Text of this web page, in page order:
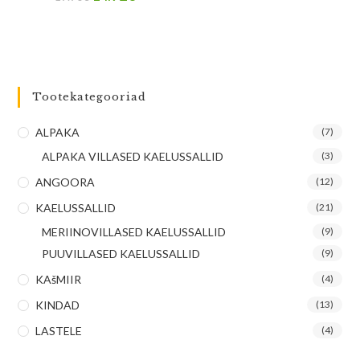
Tootekategooriad
ALPAKA (7)
ALPAKA VILLASED KAELUSSALLID (3)
ANGOORA (12)
KAELUSSALLID (21)
MERIINOVILLASED KAELUSSALLID (9)
PUUVILLASED KAELUSSALLID (9)
KAšMIIR (4)
KINDAD (13)
LASTELE (4)